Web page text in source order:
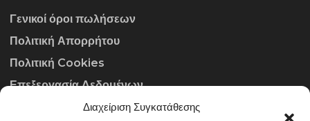
Διαχείριση Συγκατάθεσης
Γενικοί όροι πωλήσεων
Πολιτική Απορρήτου
Πολιτική Cookies
Επεξεργασία Δεδομένων